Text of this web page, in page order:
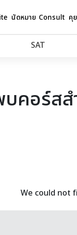
นัดหมาย Consult คุ
SAT
คอร์ส
We could not